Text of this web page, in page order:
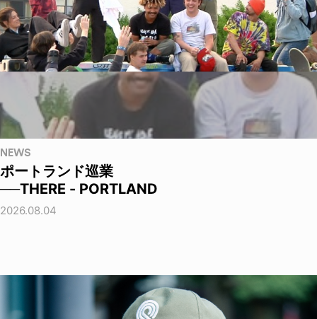
NEWS
ポートランド巡業
──THERE - PORTLAND
2026.08.04